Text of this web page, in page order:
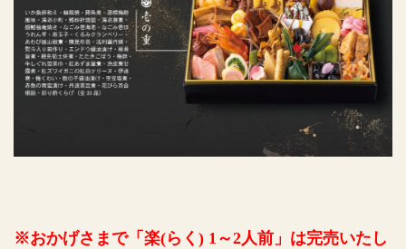
※おかげさまで「楽(らく) 1～2人前」は完売いたし